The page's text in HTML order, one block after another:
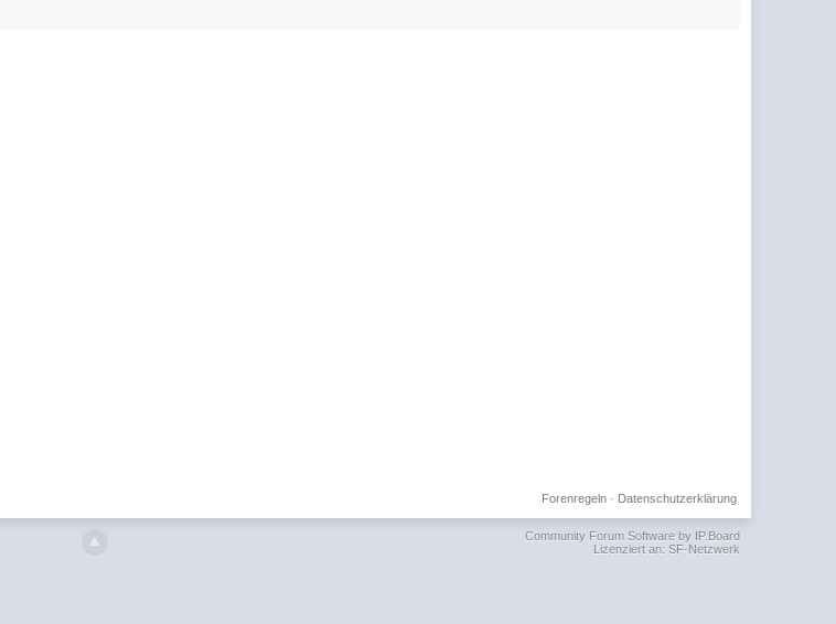
Datenschutzerklärung
Forenregeln·
Community Forum Software by IP.Board
Lizenziert an: SF-Netzwerk